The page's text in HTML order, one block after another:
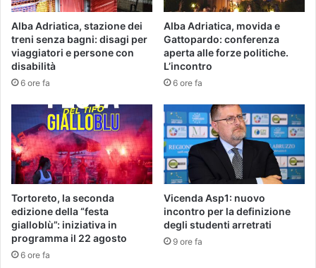
Alba Adriatica, stazione dei
treni senza bagni: disagi per
viaggiatori e persone con
disabilità
6 ore fa
Alba Adriatica, movida e
Gattopardo: conferenza
aperta alle forze politiche.
L’incontro
6 ore fa
Tortoreto, la seconda
edizione della “festa
gialloblù”: iniziativa in
programma il 22 agosto
6 ore fa
Vicenda Asp1: nuovo
incontro per la definizione
degli studenti arretrati
9 ore fa